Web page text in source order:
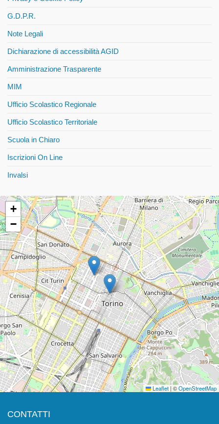
G.D.P.R.
Note Legali
Dichiarazione di accessibilità AGID
Amministrazione Trasparente
MIM
Ufficio Scolastico Regionale
Ufficio Scolastico Territoriale
Scuola in Chiaro
Iscrizioni On Line
Invalsi
+
−
Leaflet | ©OpenStreetMap
CONTATTI